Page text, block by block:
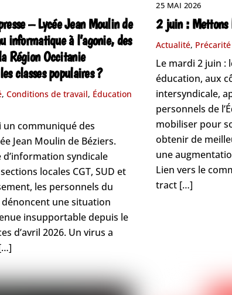
– Lycée Jean Moulin de
informatique à l’agonie, des
Région Occitanie
classes populaires ?
, Conditions de travail, Éducation
un communiqué des
Jean Moulin de Béziers.
d’information syndicale
locales CGT, SUD et
les personnels du
dénoncent une situation
insupportable depuis le
d’avril 2026. Un virus a
25 MAI 2026
2 juin : Mettons
Actualité, Précarité
Le mardi 2 juin :
éducation, aux
intersyndicale,
personnels de
mobiliser pour
obtenir de
une
Lien vers le
tract […]